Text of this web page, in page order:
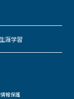
涯学習
報保護